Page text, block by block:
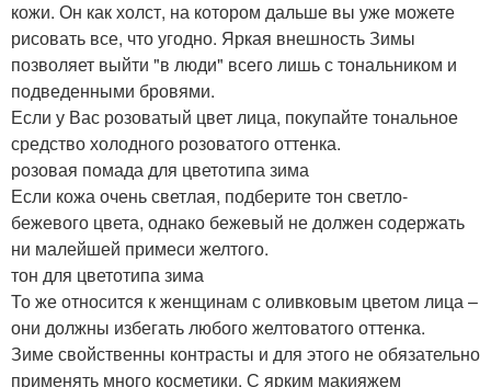
кожи. Он как холст, на котором дальше вы уже можете
рисовать все, что угодно. Яркая внешность Зимы
позволяет выйти "в люди" всего лишь с тональником и
подведенными бровями.
Если у Вас розоватый цвет лица, покупайте тональное
средство холодного розоватого оттенка.
розовая помада для цветотипа зима
Если кожа очень светлая, подберите тон светло-
бежевого цвета, однако бежевый не должен содержать
ни малейшей примеси желтого.
тон для цветотипа зима
То же относится к женщинам с оливковым цветом лица –
они должны избегать любого желтоватого оттенка.
Зиме свойственны контрасты и для этого не обязательно
применять много косметики. С ярким макияжем